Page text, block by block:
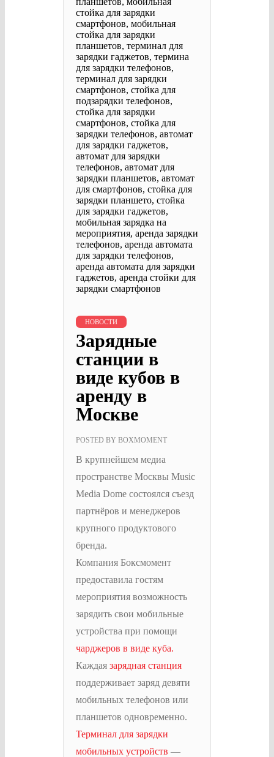
НОВОСТИ
Зарядные
станции в
виде кубов в
аренду в
Москве
POSTED BY BOXMOMENT
В крупнейшем медиа
пространстве Москвы Music
Media Dome состоялся съезд
партнёров и менеджеров
крупного продуктового
бренда.
Компания Боксмомент
предоставила гостям
мероприятия возможность
зарядить свои мобильные
устройства при помощи
чарджеров в виде куба.
Каждая зарядная станция
поддерживает заряд девяти
мобильных телефонов или
планшетов одновременно.
Терминал для зарядки
мобильных устройств —